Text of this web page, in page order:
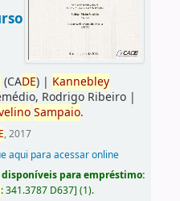
(CADE)| Kannebley
Rodrigo Ribeiro|
Sampaio.
, 2017
aqui para acessar online
para empréstimo:
:341.3787 D637] (1).